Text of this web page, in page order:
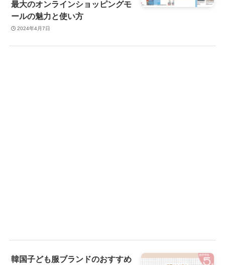
最大のオンラインショッピングモ
ールの魅力と使い方
2024年4月7日
韓国子ども服ブランドのおすすめ